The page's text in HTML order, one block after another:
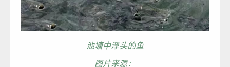
池塘中浮头的鱼
图片来源：